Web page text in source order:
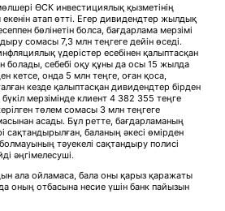
ӨСК инвестициялық қызметінің
атап өтті. Егер дивидендтер жылдық
бөлінетін болса, бағдарлама мерзімі
сомасы 7,3 млн теңгеге дейін өседі.
үдерістер есебінен қалыптасқан
себебі оқу құны да осы 15 жылда
кетсе, онда 5 млн теңге, оған қоса,
кезде қалыптасқан дивидендтер бірден
мерзімінде клиент 4 382 355 теңге
төлем сомасы 3 млн теңгеге
асады. Бұл ретте, бағдарламаның
сақтандырылған, баланың әкесі өмірден
тәуекелі сақтандыру полисі
әңгімелесуші.
ала ойламаса, бала оны қарыз қаражаты
оның отбасына несие үшін банк пайызын